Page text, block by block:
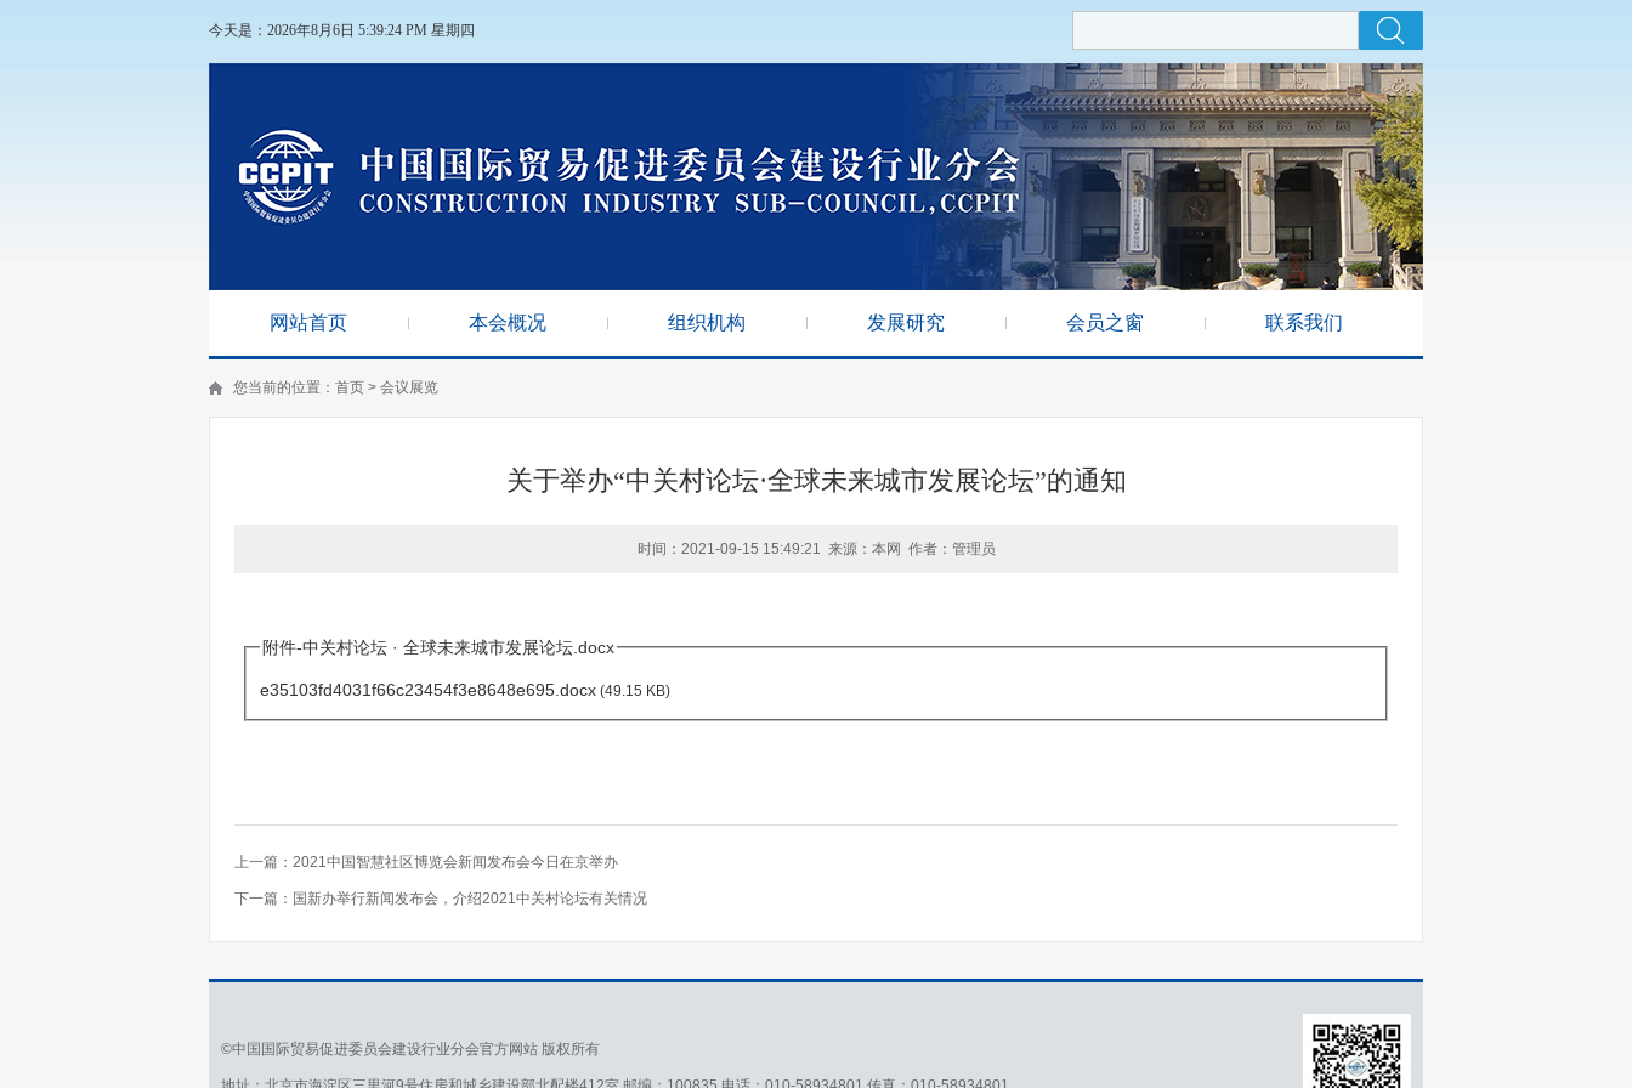
今天是：2026年8月6日 5:39:24 PM 星期四
网站首页 本会概况 组织机构 发展研究 会员之窗 联系我们
您当前的位置： 首页 > 会议展览
关于举办“中关村论坛·全球未来城市发展论坛”的通知
时间：2021-09-15 15:49:21 来源：本网 作者：管理员
附件-中关村论坛 · 全球未来城市发展论坛.docx
e35103fd4031f66c23454f3e8648e695.docx(49.15 KB)
上一篇： 2021中国智慧社区博览会新闻发布会今日在京举办
下一篇： 国新办举行新闻发布会，介绍2021中关村论坛有关情况
©中国国际贸易促进委员会建设行业分会官方网站 版权所有